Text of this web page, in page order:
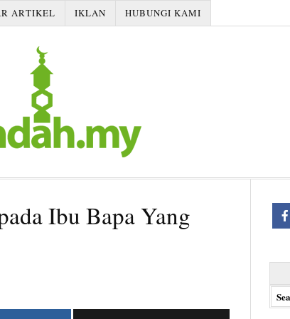
ARTIKEL IKLAN HUBUNGI KAMI
Ibu Bapa Yang